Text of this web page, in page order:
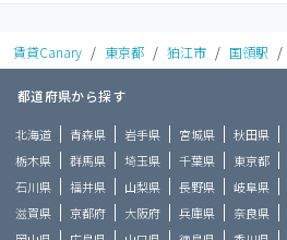
賃貸Canary / 東京都 / 狛江市 / 国領駅 /
都道府県から探す
北海道 青森県 岩手県 宮城県 秋田県
栃木県
群馬県 埼玉県 千葉県 東京都
石川県
福井県 山梨県 長野県 岐阜県
滋賀県
京都府 大阪府 兵庫県 奈良県